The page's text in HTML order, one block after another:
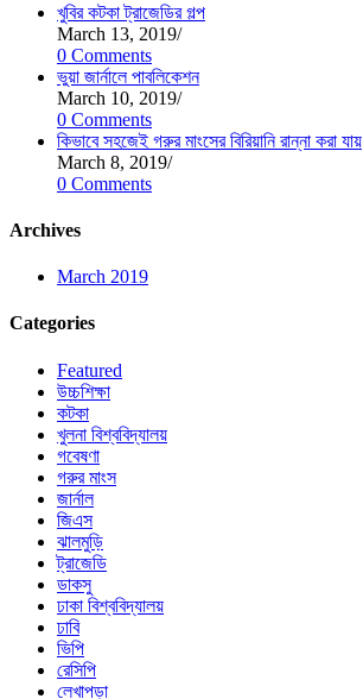
খুবির কটকা ট্রাজেডির গল্প
March 13, 2019/
0 Comments
ভুয়া জার্নালে পাবলিকেশন
March 10, 2019/
0 Comments
কিভাবে সহজেই গরুর মাংসের বিরিয়ানি রান্না করা যায়
March 8, 2019/
0 Comments
Archives
March 2019
Categories
Featured
উচ্চশিক্ষা
কটকা
খুলনা বিশ্ববিদ্যালয়
গবেষণা
গরুর মাংস
জার্নাল
জিএস
ঝালমুড়ি
ট্রাজেডি
ডাকসু
ঢাকা বিশ্ববিদ্যালয়
ঢাবি
ভিপি
রেসিপি
লেখাপড়া